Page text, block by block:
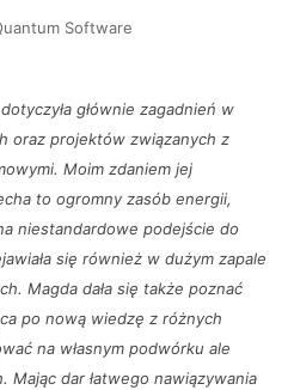
Software
głównie zagadnień w
oraz projektów związanych z
Moim zdaniem jej
to ogromny zasób energii,
niestandardowe podejście do
się również w dużym zapale
Magda dała się także poznać
po nową wiedzę z różnych
na własnym podwórku ale
Mając dar łatwego nawiązywania